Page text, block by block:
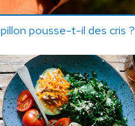
pousse-t-il des cris ?